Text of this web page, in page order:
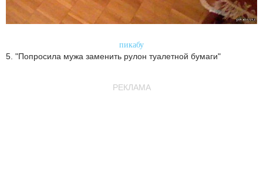
пикабу
5. "Попросила мужа заменить рулон туалетной бумаги"
РЕКЛАМА